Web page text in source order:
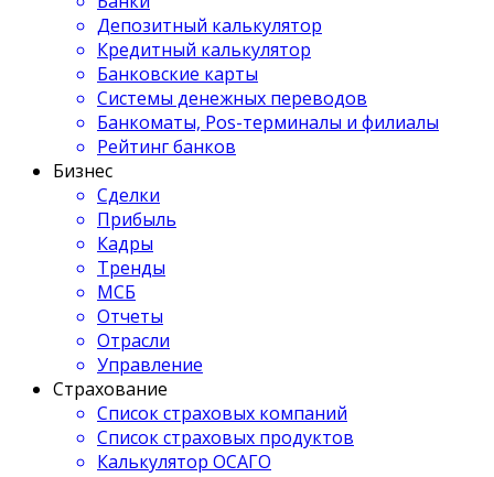
Депозитный калькулятор
Кредитный калькулятор
Банковские карты
Системы денежных переводов
Банкоматы, Pos-терминалы и филиалы
Рейтинг банков
Бизнес
Сделки
Прибыль
Кадры
Тренды
МСБ
Отчеты
Отрасли
Управление
Страхование
Список страховых компаний
Список страховых продуктов
Калькулятор ОСАГО